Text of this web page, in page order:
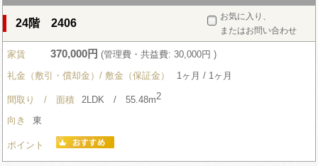
お気に入り、
またはお問い合わせ
24階 2406
家賃 370,000円 (管理費・共益費: 30,000円 )
礼金（敷引・償却金）/ 敷金（保証金）
1ヶ月 / 1ヶ月
間取り / 面積 2LDK / 55.48m2
向き 東
ポイント